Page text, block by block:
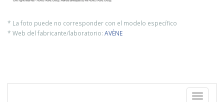
* La foto puede no corresponder con el modelo específico
* Web del fabricante/laboratorio: AVÈNE
Toggle